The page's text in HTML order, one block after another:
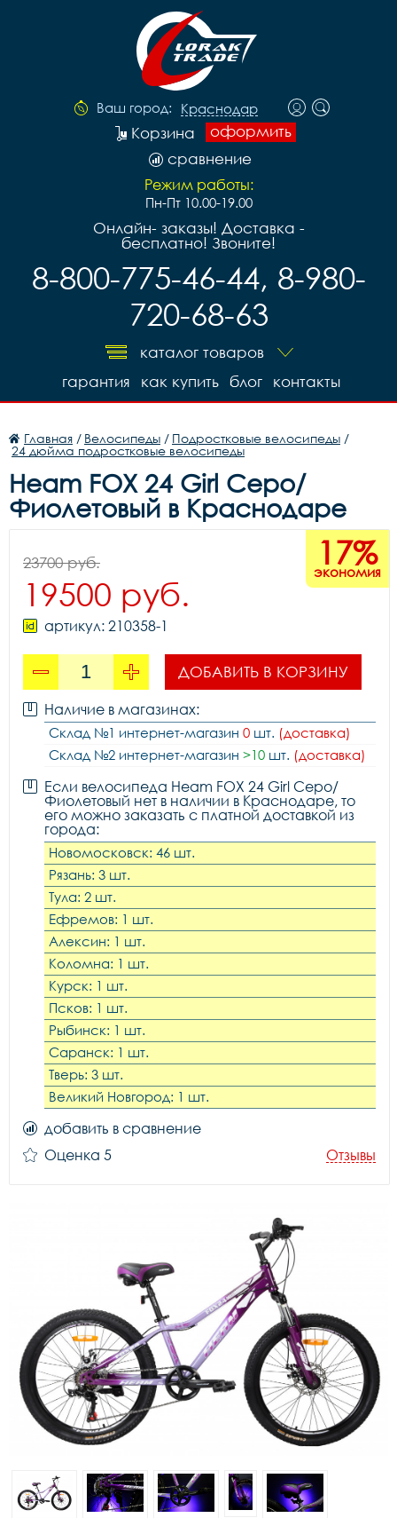
Ваш город: Краснодар
оформить
Корзина
сравнение
Режим работы:
Пн-Пт 10.00-19.00
Онлайн- заказы! Доставка -
бесплатно! Звоните!
8-800-775-46-44, 8-980-
720-68-63
каталог товаров
контакты
блог
как купить
гарантия
Главная / Велосипеды / Подростковые велосипеды /
24 дюйма подростковые велосипеды
Heam FOX 24 Girl Серо/
Фиолетовый в Краснодаре
17%
экономия
23700 руб.
19500 руб.
артикул: 210358-1
ДОБАВИТЬ В КОРЗИНУ
Наличие в магазинах:
Склад №1 интернет-магазин 0 шт. (доставка)
Склад №2 интернет-магазин >10 шт. (доставка)
Если велосипеда Heam FOX 24 Girl Серо/
Фиолетовый нет в наличии в Краснодаре, то
его можно заказать с платной доставкой из
города:
Новомосковск: 46 шт.
Рязань: 3 шт.
Тула: 2 шт.
Ефремов: 1 шт.
Алексин: 1 шт.
Коломна: 1 шт.
Курск: 1 шт.
Псков: 1 шт.
Рыбинск: 1 шт.
Саранск: 1 шт.
Тверь: 3 шт.
Великий Новгород: 1 шт.
добавить в сравнение
Оценка 5
Отзывы